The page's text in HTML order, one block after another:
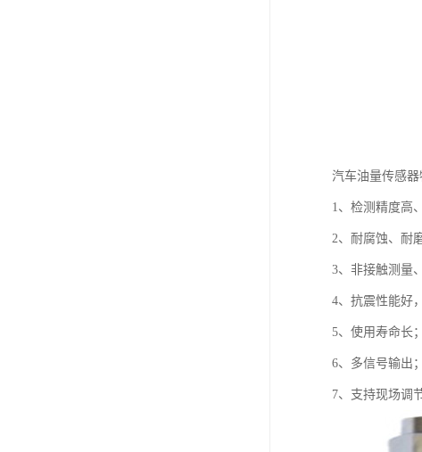
汽车油量传感器
1、检测精度高
2、耐腐蚀、耐
3、非接触测量
4、抗震性能好
5、使用寿命长；
6、多信号输出；
7、支持现场调